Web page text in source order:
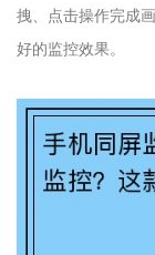
拽、点击操作完成
好的监控效果。